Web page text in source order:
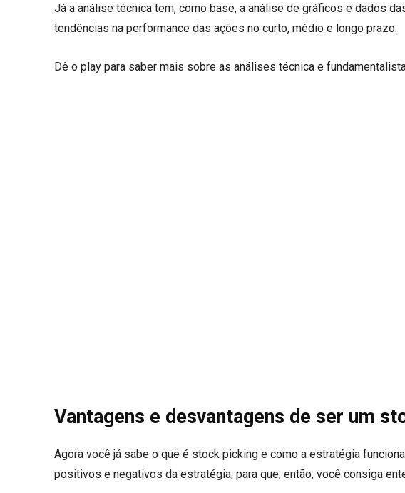
Já a análise técnica tem, como base, a análise de gráficos e dados
tendências na performance das ações no curto, médio e longo prazo.
Dê o play para saber mais sobre as análises técnica e
Vantagens e desvantagens de ser um
Agora você já sabe o que é stock picking e como a estratégia
positivos e negativos da estratégia, para que, então, você consiga